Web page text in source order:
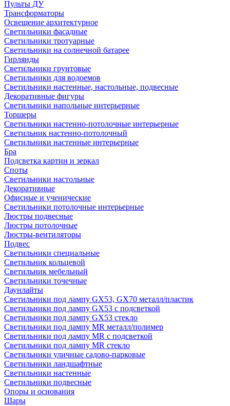
Пульты ДУ
Трансформаторы
Освещение архитектурное
Светильники фасадные
Светильники тротуарные
Светильники на солнечной батарее
Гирлянды
Светильники грунтовые
Светильники для водоемов
Светильники настенные, настольные, подвесные
Декоративные фигуры
Светильники напольные интерьерные
Торшеры
Светильники настенно-потолочные интерьерные
Светильник настенно-потолочный
Светильники настенные интерьерные
Бра
Подсветка картин и зеркал
Споты
Светильники настольные
Декоративные
Офисные и ученические
Светильники потолочные интерьерные
Люстры подвесные
Люстры потолочные
Люстры-вентиляторы
Подвес
Светильники специальные
Светильник кольцевой
Светильник мебельный
Светильники точечные
Даунлайты
Светильники под лампу GX53, GX70 металл/пластик
Светильники под лампу GX53 с подсветкой
Светильники под лампу GX53 стекло
Светильники под лампу MR металл/полимер
Светильники под лампу MR с подсветкой
Светильники под лампу MR стекло
Светильники уличные садово-парковые
Светильники ландшафтные
Светильники настенные
Светильники подвесные
Опоры и основания
Шары